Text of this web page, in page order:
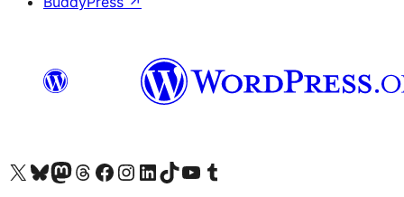
查看我們的 X (之前的 Twitter) 帳號造訪我們的 Bluesky 帳號造訪我們的 Mastodon 帳號造訪我們的 Threads 帳號 造訪我們的 Facebook 粉絲專頁Visit our Instagram account
Visit our LinkedIn account
造訪我們的 TikTok 帳號Visit our YouTube channel
造訪我們的 Tumblr 帳號